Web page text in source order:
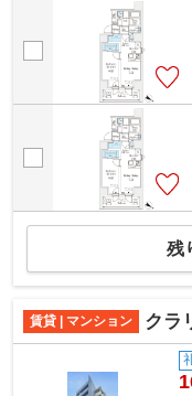
残
賃貸 | マンション クラ